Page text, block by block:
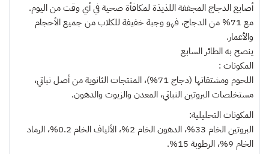
أصابع الدجاج المجففة اللذيذة لمكافأة صحية في أي وقت من اليوم.
مع 71% من الدجاج، فهو وجبة خفيفة للكلاب من جميع الأحجام
والأعمار.
ينصح بهالطائر السابع
المكونات :
اللحوم ومشتقاتها (دجاج 71%)، المنتجات الثانوية من أصل نباتي،
مستخلصات البروتين النباتي، المعدن والزيوت والدهون.
المكونات التحليلية:
البروتين الخام 33%، الدهون الخام 2%، الألياف الخام 0.2%، الرماد
الخام 9%، الرطوبة 15%.